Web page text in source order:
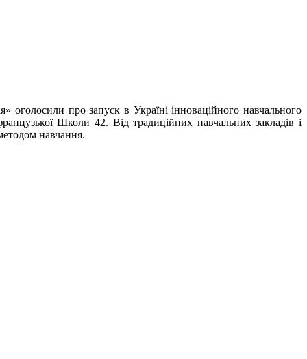
оголосили про запуск в Україні інноваційного навчального
Школи 42. Від традиційних навчальних закладів і
навчання.